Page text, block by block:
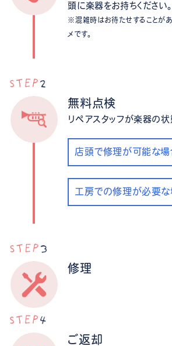
頭に楽器をお持ちください。
※混雑時はお待たせすることがあ
メです。
無料点検
リペアスタッフが楽器の状
店頭で修理が可能な場
工房での修理が必要
修理
ご返却